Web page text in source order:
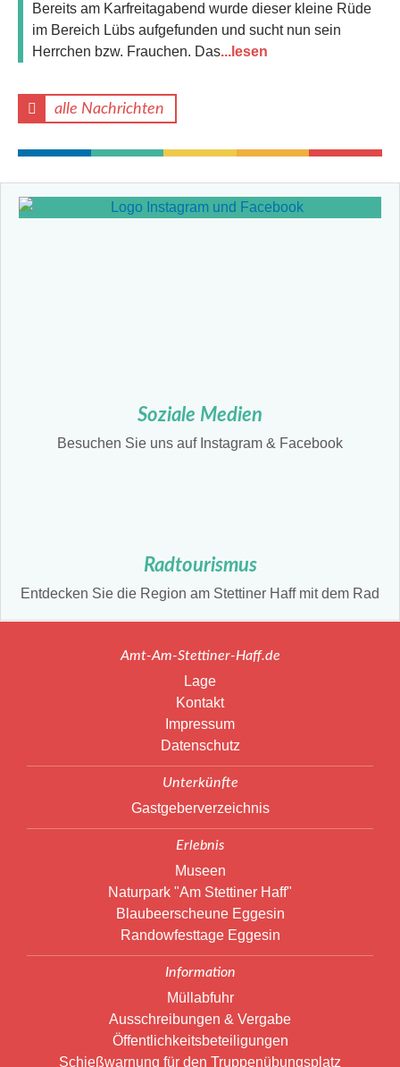
Bereits am Karfreitagabend wurde dieser kleine Rüde
im Bereich Lübs aufgefunden und sucht nun sein
Herrchen bzw. Frauchen. Das...lesen
alle Nachrichten
Soziale Medien
Besuchen Sie uns auf Instagram & Facebook
Radtourismus
Entdecken Sie die Region am Stettiner Haff mit dem Rad
Amt-Am-Stettiner-Haff.de
Lage
Kontakt
Impressum
Datenschutz
Unterkünfte
Gastgeberverzeichnis
Erlebnis
Museen
Naturpark "Am Stettiner Haff"
Blaubeerscheune Eggesin
Randowfesttage Eggesin
Information
Müllabfuhr
Ausschreibungen & Vergabe
Öffentlichkeitsbeteiligungen
Schießwarnung für den Truppenübungsplatz